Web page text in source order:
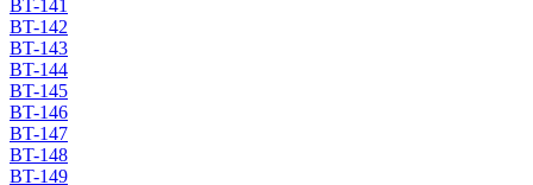
BT-141
BT-142
BT-143
BT-144
BT-145
BT-146
BT-147
BT-148
BT-149